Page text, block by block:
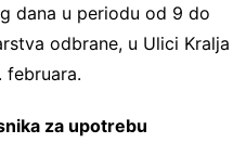
dana u periodu od 9 do
odbrane, u Ulici Kralja
februara.
za upotrebu